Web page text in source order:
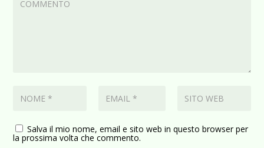
Salva il mio nome, email e sito web in questo browser per
la prossima volta che commento.